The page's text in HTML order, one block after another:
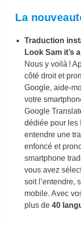
La
Traduction
Look Sam it’s
Nous y voilà !
côté droit et
Google, aide-
votre
Google
dédiée pour les
entendre une
enfoncé et
smartphone
vous avez
soit l’entendre,
mobile. Avec
plus de40